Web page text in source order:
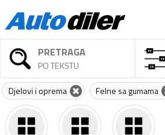
PRETRAGA
PO TEKSTU
Djelovi i oprema Felne sa gumama